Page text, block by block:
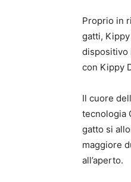
Proprio in
gatti,
dispositivo
con Kippy
Il cuore
tecnologia
gatto si
maggiore
all’aperto.